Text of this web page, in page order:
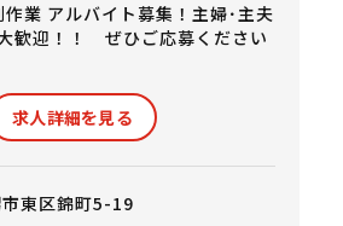
業 アルバイト募集！主婦･主夫
歓迎！！ ぜひご応募ください
求人詳細を見る
東区錦町5-19